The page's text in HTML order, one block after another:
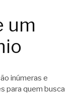
um
inúmeras e
para quem busca